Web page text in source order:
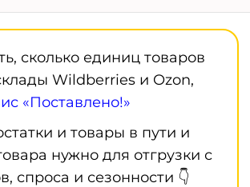
сколько единиц товаров
Wildberries и Ozon,
«Поставлено!»
и товары в пути и
нужно для отгрузки с
спроса и сезонности 👇